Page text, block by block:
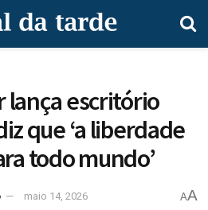
lança escritório
que ‘a liberdade
todo mundo’
maio 14, 2026 AA